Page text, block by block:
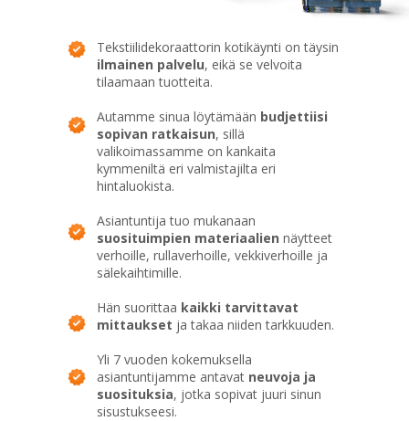
Tekstiilidekoraattorin kotikäynti on täysin
ilmainen palvelu, eikä se velvoita
tilaamaan tuotteita.
Autamme sinua löytämään budjettiisi
sopivan ratkaisun, sillä
valikoimassamme on kankaita
kymmeniltä eri valmistajilta eri
hintaluokista.
Asiantuntija tuo mukanaan
suosituimpien materiaalien näytteet
verhoille, rullaverhoille, vekkiverhoille ja
sälekaihtimille.
Hän suorittaa kaikki tarvittavat
mittaukset ja takaa niiden tarkkuuden.
Yli 7 vuoden kokemuksella
asiantuntijamme antavat neuvoja ja
suosituksia, jotka sopivat juuri sinun
sisustukseesi.